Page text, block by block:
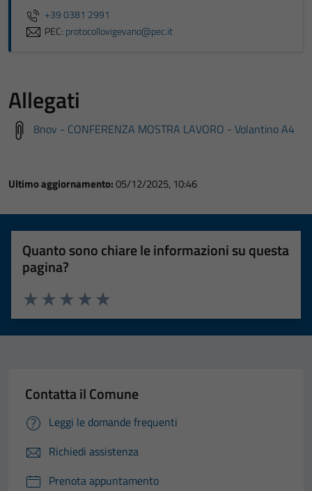
+39 0381 2991
PEC: protocollovigevano@pec.it
Allegati
8nov - CONFERENZA MOSTRA LAVORO - Volantino A4
Ultimo aggiornamento:05/12/2025, 10:46
Quanto sono chiare le informazioni su questa
pagina?
Valuta 5 stelle su 5
Valuta 4 stelle su 5
Valuta 3 stelle su 5
Valuta 2 stelle su 5
Valuta 1 stelle su 5
Contatta il Comune
Leggi le domande frequenti
Richiedi assistenza
Prenota appuntamento